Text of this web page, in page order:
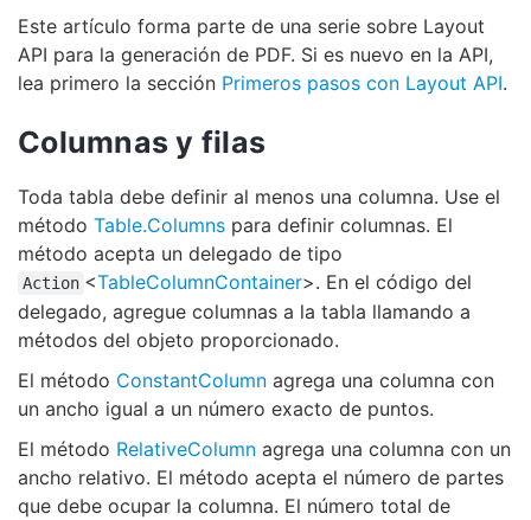
Este artículo forma parte de una serie sobre Layout
API para la generación de PDF. Si es nuevo en la API,
lea primero la sección Primeros pasos con Layout API.
Columnas y filas
Toda tabla debe definir al menos una columna. Use el
método Table.Columns para definir columnas. El
método acepta un delegado de tipo
Action <TableColumnContainer>. En el código del
delegado, agregue columnas a la tabla llamando a
métodos del objeto proporcionado.
El método ConstantColumn agrega una columna con
un ancho igual a un número exacto de puntos.
El método RelativeColumn agrega una columna con un
ancho relativo. El método acepta el número de partes
que debe ocupar la columna. El número total de